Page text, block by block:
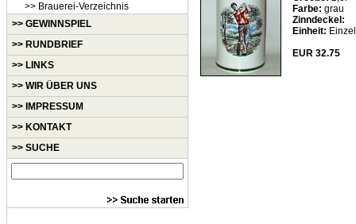
>> Brauerei-Verzeichnis
>> GEWINNSPIEL
>> RUNDBRIEF
>> LINKS
>> WIR ÜBER UNS
>> IMPRESSUM
>> KONTAKT
>> SUCHE
Farbe: grau
Zinndeckel:
Einheit: Einzel
EUR 32.75